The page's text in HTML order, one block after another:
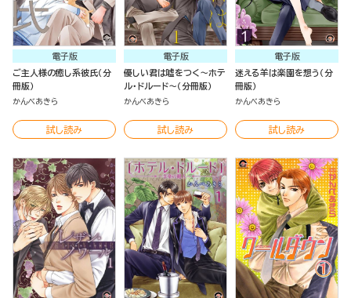
電子版
ご主人様の癒し系彼氏（分
冊版）
かんべあきら
試し読み
電子版
優しい君は嘘をつく～ホテ
ル・ドルード～（分冊版）
かんべあきら
試し読み
電子版
迷える羊は楽園を想う（分
冊版）
かんべあきら
試し読み